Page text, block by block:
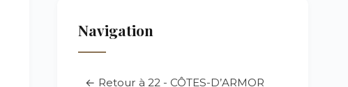
Navigation
← Retour à 22 - CÔTES-D’ARMOR